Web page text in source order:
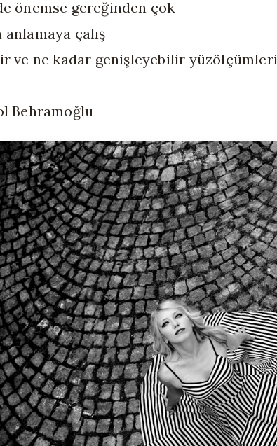
önemse gereğinden çok
anlamaya çalış
ve ne kadar genişleyebilir yüzölçümleri
Behramoğlu